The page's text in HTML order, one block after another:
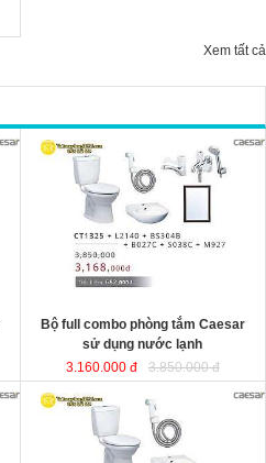
Xem tất cả
Bộ full combo phòng tắm Caesar
sử dụng nước lạnh
3.160.000 đ
3.850.000 đ